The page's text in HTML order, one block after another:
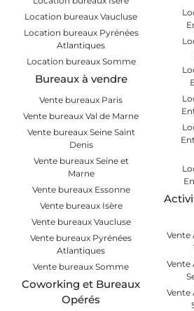
Location bureaux Vaucluse
Location bureaux Pyrénées
Atlantiques
Location bureaux Somme
Bureaux à vendre
Vente bureaux Paris
Vente bureaux Val de Marne
Vente bureaux Seine Saint
Denis
Vente bureaux Seine et
Marne
Vente bureaux Essonne
Vente bureaux Isère
Vente bureaux Vaucluse
Vente bureaux Pyrénées
Atlantiques
Vente bureaux Somme
Coworking et Bureaux
Opérés
Vente
Vente
Vente